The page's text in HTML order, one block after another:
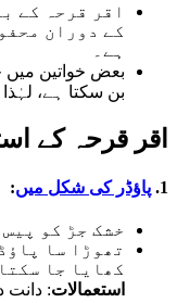
اقر قرحہ کے
کے دوران
ہے۔
بعض خواتین میں
بن سکتا ہے،
اقر قرحہ کے
1. پاؤڈر کی شکل میں:
خشک جڑ کو
تھوڑا سا
کھایا جا سکتا
استعمالات: دانت